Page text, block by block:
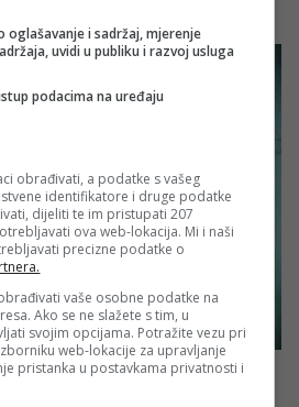
oglašavanje i sadržaj, mjerenje
uvidi u publiku i razvoj usluga
podacima na uređaju
obrađivati, a podatke s vašeg
identifikatore i druge podatke
dijeliti te im pristupati 207
ova web-lokacija. Mi i naši
precizne podatke o
vaše osobne podatke na
Ako se ne slažete s tim, u
svojim opcijama. Potražite vezu pri
web-lokacije za upravljanje
pristanka u postavkama privatnosti i